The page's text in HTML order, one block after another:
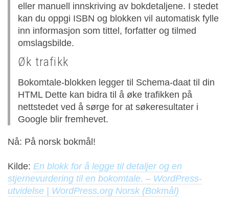
eller manuell innskriving av bokdetaljene. I stedet
kan du oppgi ISBN og blokken vil automatisk fylle
inn informasjon som tittel, forfatter og tilmed
omslagsbilde.
Øk trafikk
Bokomtale-blokken legger til Schema-daat til din
HTML Dette kan bidra til å øke trafikken på
nettstedet ved å sørge for at søkeresultater i
Google blir fremhevet.
Nå: På norsk bokmål!
Kilde: En blokk for å legge til detaljer og en
stjernevurdering til en bokomtale. – WordPress-
utvidelse | WordPress.org Norsk (Bokmål)